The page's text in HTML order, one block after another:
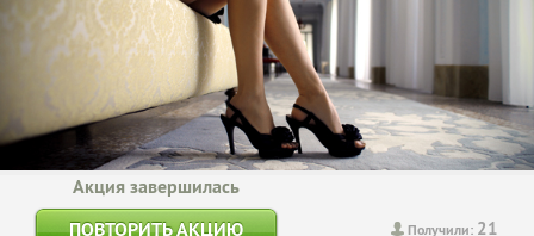
Получили: 21
Акция завершилась
ПОВТОРИТЬ АКЦИЮ